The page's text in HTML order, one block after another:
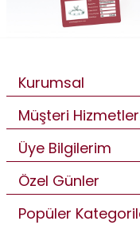
Kurumsal
Müşteri
Üye Bilgilerim
Özel Günler
Popüler